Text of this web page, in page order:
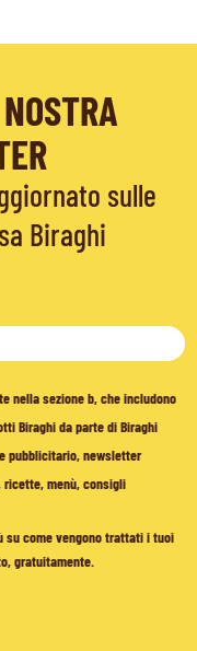
sulle
Biraghi
nella sezione b, che includono
Biraghi da parte di Biraghi
pubblicitario, newsletter
menù, consigli
su come vengono trattati i tuoi
gratuitamente.